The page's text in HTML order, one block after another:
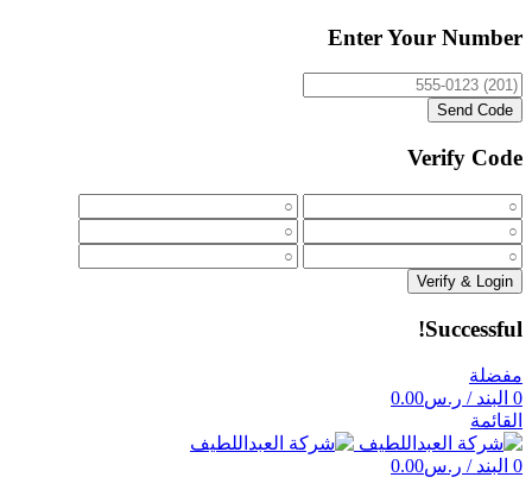
Enter Your Number
Send Code
Verify Code
Verify & Login
Successful!
مفضلة
0 البند / ر.س0.00
القائمة
0 البند / ر.س0.00